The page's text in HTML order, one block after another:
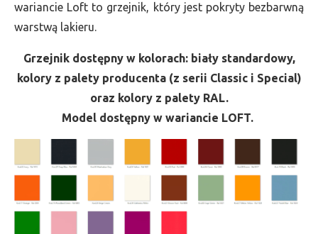
wariancie Loft to grzejnik, który jest pokryty bezbarwną
warstwą lakieru.
Grzejnik dostępny w kolorach: biały standardowy,
kolory z palety producenta (z serii Classic i Special)
oraz kolory z palety RAL.
Model dostępny w wariancie LOFT.